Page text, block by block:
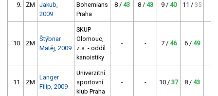
9. ZM
Jakub,
2009
Bohemians
Praha
8 / 43 8 / 43 9 / 40 11 / 35
10. ZM
Štýbnar
Matěj, 2009
SKUP
Olomouc,
z.s. - oddíl
kanoistiky
- - 7 / 46 6 / 49
11. ZM
Langer
Filip, 2009
Univerzitní
sportovní
klub Praha
- - 10 / 37 8 / 43